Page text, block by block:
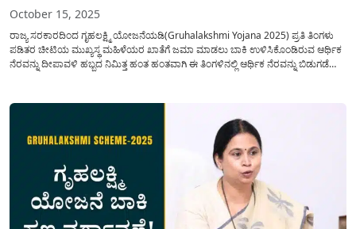
October 15, 2025
ರಾಜ್ಯ ಸರಕಾರದಿಂದ ಗೃಹಲಕ್ಷ್ಮಿ ಯೋಜನೆಯಡಿ(Gruhalakshmi Yojana 2025) ಪ್ರತಿ ತಿಂಗಳು
ಪಡಿತರ ಚೀಟಿಯ ಮುಖ್ಯಸ್ಥ ಮಹಿಳೆಯರ ಖಾತೆಗೆ ಜಮಾ ಮಾಡಲು ಬಾಕಿ ಉಳಿಸಿಕೊಂಡಿರುವ ಆರ್ಥಿಕ
ನೆರವನ್ನು ದೀಪಾವಳಿ ಹಬ್ಬದ ನಿಮಿತ್ತ ಹಂತ ಹಂತವಾಗಿ ಈ ತಿಂಗಳಿನಲ್ಲಿ ಆರ್ಥಿಕ ನೆರವನ್ನು ಬಿಡುಗಡೆ